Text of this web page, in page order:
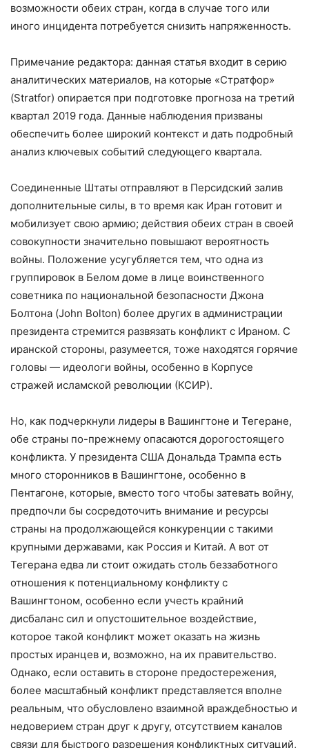
возможности обеих стран, когда в случае того или
иного инцидента потребуется снизить напряженность.
Примечание редактора: данная статья входит в серию
аналитических материалов, на которые «Стратфор»
(Stratfor) опирается при подготовке прогноза на третий
квартал 2019 года. Данные наблюдения призваны
обеспечить более широкий контекст и дать подробный
анализ ключевых событий следующего квартала.
Соединенные Штаты отправляют в Персидский залив
дополнительные силы, в то время как Иран готовит и
мобилизует свою армию; действия обеих стран в своей
совокупности значительно повышают вероятность
войны. Положение усугубляется тем, что одна из
группировок в Белом доме в лице воинственного
советника по национальной безопасности Джона
Болтона (John Bolton) более других в администрации
президента стремится развязать конфликт с Ираном. С
иранской стороны, разумеется, тоже находятся горячие
головы — идеологи войны, особенно в Корпусе
стражей исламской революции (КСИР).
Но, как подчеркнули лидеры в Вашингтоне и Тегеране,
обе страны по-прежнему опасаются дорогостоящего
конфликта. У президента США Дональда Трампа есть
много сторонников в Вашингтоне, особенно в
Пентагоне, которые, вместо того чтобы затевать войну,
предпочли бы сосредоточить внимание и ресурсы
страны на продолжающейся конкуренции с такими
крупными державами, как Россия и Китай. А вот от
Тегерана едва ли стоит ожидать столь беззаботного
отношения к потенциальному конфликту с
Вашингтоном, особенно если учесть крайний
дисбаланс сил и опустошительное воздействие,
которое такой конфликт может оказать на жизнь
простых иранцев и, возможно, на их правительство.
Однако, если оставить в стороне предостережения,
более масштабный конфликт представляется вполне
реальным, что обусловлено взаимной враждебностью и
недоверием стран друг к другу, отсутствием каналов
связи для быстрого разрешения конфликтных ситуаций,